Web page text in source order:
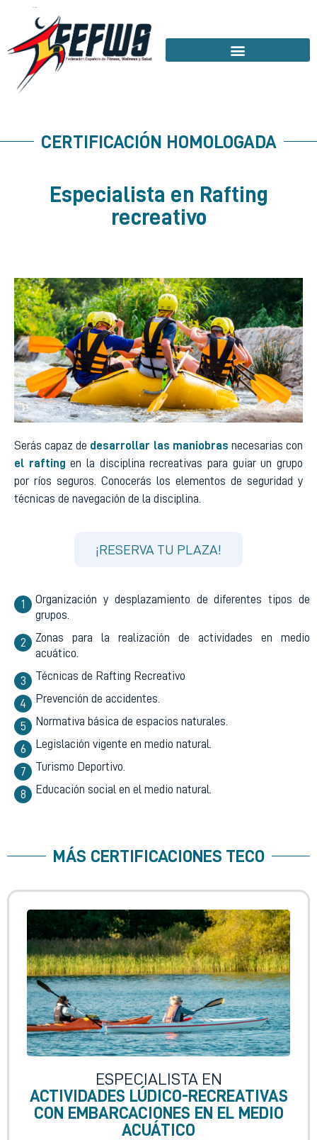
CERTIFICACIÓN HOMOLOGADA
Especialista en Rafting
recreativo
Serás capaz de desarrollar las maniobras necesarias con
el raftingen la disciplina recreativas para guiar un grupo
por ríos seguros. Conocerás los elementos de seguridad y
técnicas de navegación de la disciplina.
¡RESERVA TU PLAZA!
Organización y desplazamiento de diferentes tipos de
grupos.
Zonas para la realización de actividades en medio
acuático.
Técnicas de Rafting Recreativo
Prevención de accidentes.
Normativa básica de espacios naturales.
Legislación vigente en medio natural.
Turismo Deportivo.
Educación social en el medio natural.
MÁS CERTIFICACIONES TECO
ESPECIALISTA EN
ACTIVIDADES LÚDICO-RECREATIVAS
CON EMBARCACIONES EN EL MEDIO
ACUÁTICO